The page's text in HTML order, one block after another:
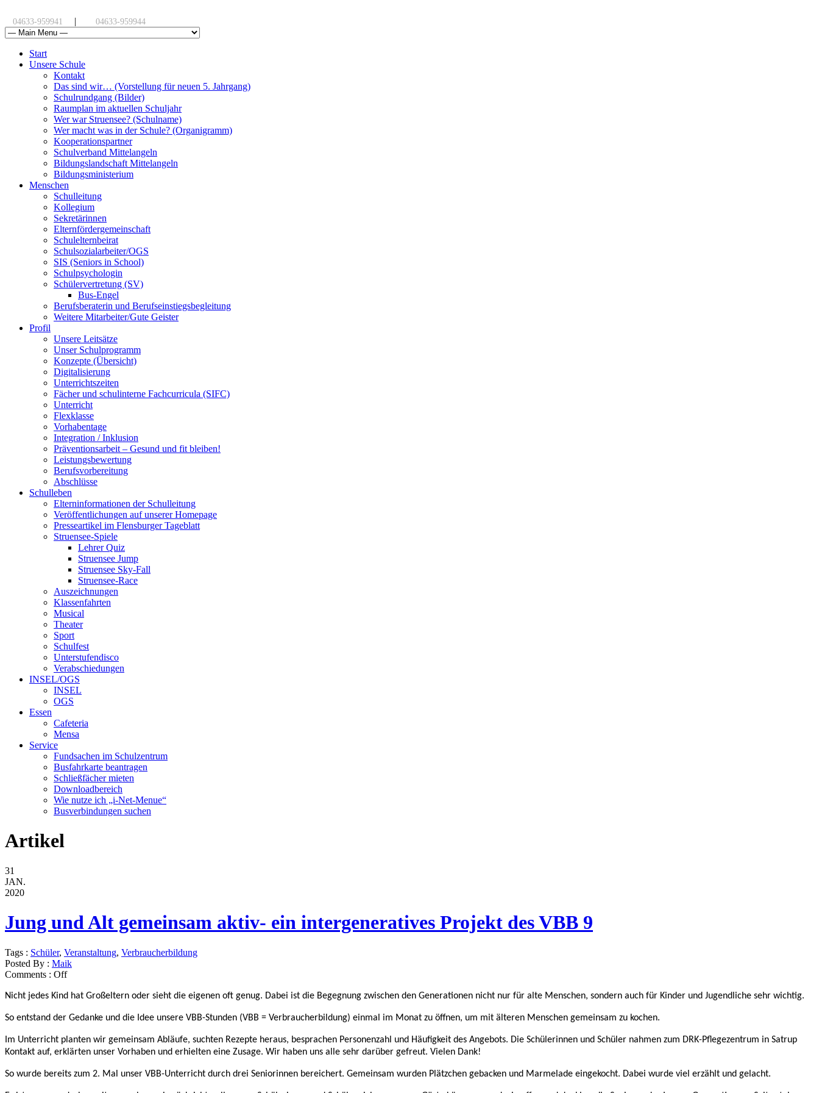
04633-959941 | 04633-959944
Start
Unsere Schule
Kontakt
Das sind wir… (Vorstellung für neuen 5. Jahrgang)
Schulrundgang (Bilder)
Raumplan im aktuellen Schuljahr
Wer war Struensee? (Schulname)
Wer macht was in der Schule? (Organigramm)
Kooperationspartner
Schulverband Mittelangeln
Bildungslandschaft Mittelangeln
Bildungsministerium
Menschen
Schulleitung
Kollegium
Sekretärinnen
Elternfördergemeinschaft
Schulelternbeirat
Schulsozialarbeiter/OGS
SIS (Seniors in School)
Schulpsychologin
Schülervertretung (SV)
Bus-Engel
Berufsberaterin und Berufseinstiegsbegleitung
Weitere Mitarbeiter/Gute Geister
Profil
Unsere Leitsätze
Unser Schulprogramm
Konzepte (Übersicht)
Digitalisierung
Unterrichtszeiten
Fächer und schulinterne Fachcurricula (SIFC)
Unterricht
Flexklasse
Vorhabentage
Integration / Inklusion
Präventionsarbeit – Gesund und fit bleiben!
Leistungsbewertung
Berufsvorbereitung
Abschlüsse
Schulleben
Elterninformationen der Schulleitung
Veröffentlichungen auf unserer Homepage
Presseartikel im Flensburger Tageblatt
Struensee-Spiele
Lehrer Quiz
Struensee Jump
Struensee Sky-Fall
Struensee-Race
Auszeichnungen
Klassenfahrten
Musical
Theater
Sport
Schulfest
Unterstufendisco
Verabschiedungen
INSEL/OGS
INSEL
OGS
Essen
Cafeteria
Mensa
Service
Fundsachen im Schulzentrum
Busfahrkarte beantragen
Schließfächer mieten
Downloadbereich
Wie nutze ich „i-Net-Menue“
Busverbindungen suchen
Artikel
31
JAN.
2020
Jung und Alt gemeinsam aktiv- ein intergeneratives Projekt des VBB 9
Tags : Schüler, Veranstaltung, Verbraucherbildung
Posted By : Maik
Comments : Off
Nicht jedes Kind hat Großeltern oder sieht die eigenen oft genug. Dabei ist die Begegnung zwischen den Generationen nicht nur für alte Menschen, sondern auch für Kinder und Jugendliche sehr wichtig.
So entstand der Gedanke und die Idee unsere VBB-Stunden (VBB = Verbraucherbildung) einmal im Monat zu öffnen, um mit älteren Menschen gemeinsam zu kochen.
Im Unterricht planten wir gemeinsam Abläufe, suchten Rezepte heraus, besprachen Personenzahl und Häufigkeit des Angebots. Die Schülerinnen und Schüler nahmen zum DRK-Pflegezentrum in Satrup
Kontakt auf, erklärten unser Vorhaben und erhielten eine Zusage. Wir haben uns alle sehr darüber gefreut. Vielen Dank!
So wurde bereits zum 2. Mal unser VBB-Unterricht durch drei Seniorinnen bereichert. Gemeinsam wurden Plätzchen gebacken und Marmelade eingekocht. Dabei wurde viel erzählt und gelacht.